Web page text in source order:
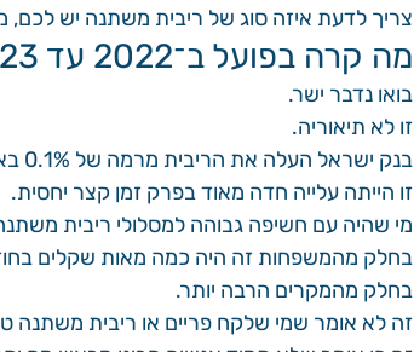
צריך לדעת איזה סוג של ריבית משתנה יש
מה קרה בפועל ב־2022 עד 2023?
בואו נדבר ישר.
זו לא תיאוריה.
בנק ישראל העלה את הריבית מרמה של 0.1% באפריל 2022 עד לרמה של 4.75% ביולי 2023.
זו הייתה עלייה חדה מאוד בפרק זמן קצר יחסית.
מי שהיה עם חשיפה גבוהה למסלולי ריבית
בחלק מהמשפחות זה היה כמה מאות שקלים
בחלק מהמקרים הרבה יותר.
זה לא אומר שמי שלקח פריים או ריבית משתנה